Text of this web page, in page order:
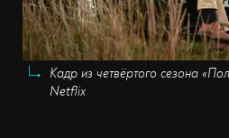
Кадр из четвёртого сезона
Netflix